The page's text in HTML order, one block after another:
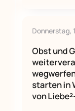
Donnerstag,
Obst und
starten in
von